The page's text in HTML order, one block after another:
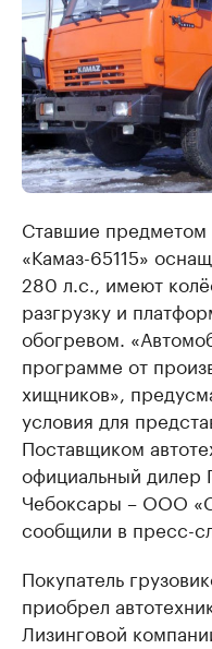
Ставшие предметом
«Камаз-65115»
280 л.с., имеют
разгрузку и
обогревом.
программе от
хищников»,
условия для
Поставщиком
официальный дилер
Чебоксары – ООО
сообщили в пресс-
Покупатель
приобрел
Лизинговой